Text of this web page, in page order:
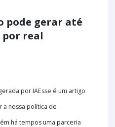
pode gerar até
por real
por IAEsse é um artigo
nossa política de
há tempos uma parceria